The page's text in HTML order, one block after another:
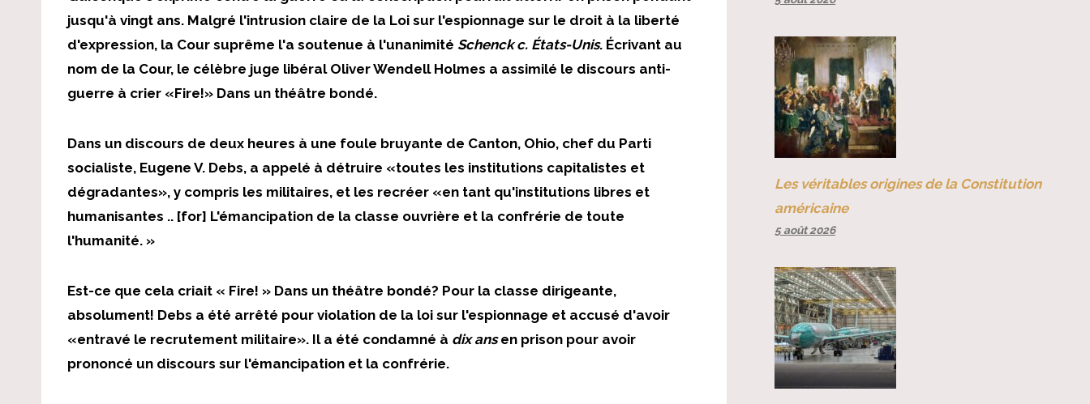
jusqu'à vingt ans. Malgré l'intrusion claire de la Loi sur l'espionnage sur le droit à la liberté
d'expression, la Cour suprême l'a soutenue à l'unanimité Schenck c. États-Unis. Écrivant au
nom de la Cour, le célèbre juge libéral Oliver Wendell Holmes a assimilé le discours anti-
guerre à crier «Fire!» Dans un théâtre bondé.
Dans un discours de deux heures à une foule bruyante de Canton, Ohio, chef du Parti
socialiste, Eugene V. Debs, a appelé à détruire «toutes les institutions capitalistes et
dégradantes», y compris les militaires, et les recréer «en tant qu'institutions libres et
humanisantes .. [for] L'émancipation de la classe ouvrière et la confrérie de toute
l'humanité. »
Est-ce que cela criait « Fire! » Dans un théâtre bondé? Pour la classe dirigeante,
absolument! Debs a été arrêté pour violation de la loi sur l'espionnage et accusé d'avoir
«entravé le recrutement militaire». Il a été condamné à dix ansen prison pour avoir
prononcé un discours sur l'émancipation et la confrérie.
Les véritables origines de la Constitution
américaine
5 août 2026